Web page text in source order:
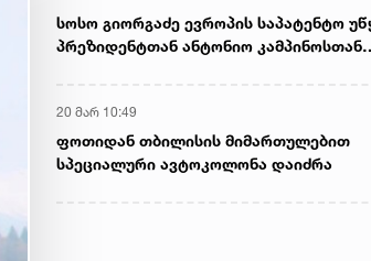
სოსო გიორგაძე ევროპის საპატენტო
პრეზიდენტთან ანტონიო კამპინოსთან
20 მარ 10:49
ფოთიდან თბილისის მიმართულებით
სპეციალური ავტოკოლონა დაიძრა